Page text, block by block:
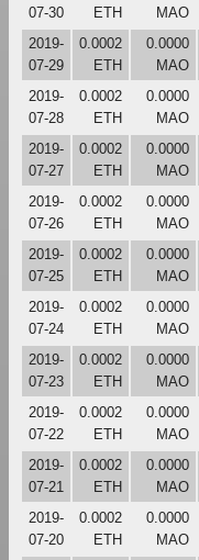
07-30
ETH
MAO
2019-
07-29
0.0002
ETH
0.0000
MAO
2019-
07-28
0.0002
ETH
0.0000
MAO
2019-
07-27
0.0002
ETH
0.0000
MAO
2019-
07-26
0.0002
ETH
0.0000
MAO
2019-
07-25
0.0002
ETH
0.0000
MAO
2019-
07-24
0.0002
ETH
0.0000
MAO
2019-
07-23
0.0002
ETH
0.0000
MAO
2019-
07-22
0.0002
ETH
0.0000
MAO
2019-
07-21
0.0002
ETH
0.0000
MAO
2019-
07-20
0.0002
ETH
0.0000
MAO